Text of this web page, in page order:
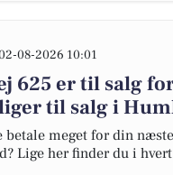
08-2026 10:01
625 er til salg
til salg i
betale meget for din
Lige her finder du i